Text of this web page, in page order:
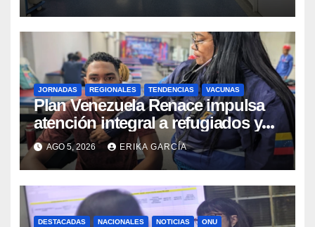
JORNADAS REGIONALES TENDENCIAS VACUNAS
​Plan Venezuela Renace impulsa
atención integral a refugiados y
evaluación de vacunación en
Aragua
AGO 5, 2026 ERIKA GARCÍA
DESTACADAS NACIONALES NOTICIAS ONU